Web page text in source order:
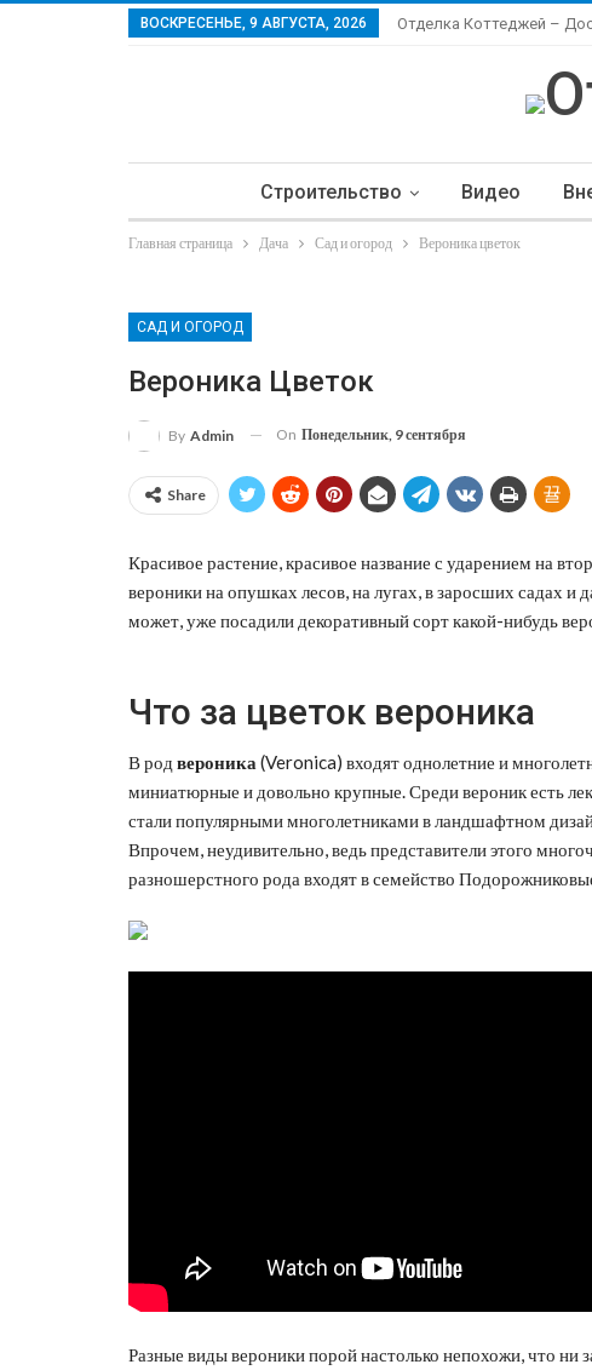
ВОСКРЕСЕНЬЕ, 9 АВГУСТА, 2026 Отделка Коттеджей –
Строительство Видео
Главная страница Дача Сад и огород Вероника цветок
САД И ОГОРОД
Вероника Цветок
By Admin On Понедельник, 9 сентября
Share
Красивое растение, красивое название с ударением на
вероники на опушках лесов, на лугах, в заросших садах
может, уже посадили декоративный сорт какой-нибудь
Что за цветок вероника
В род вероника (Veronica) входят однолетние и
миниатюрные и довольно крупные. Среди вероник есть
стали популярными многолетниками в ландшафтном
Впрочем, неудивительно, ведь представители этого
разношерстного рода входят в семейство
Разные виды вероники порой настолько непохожи, что ни